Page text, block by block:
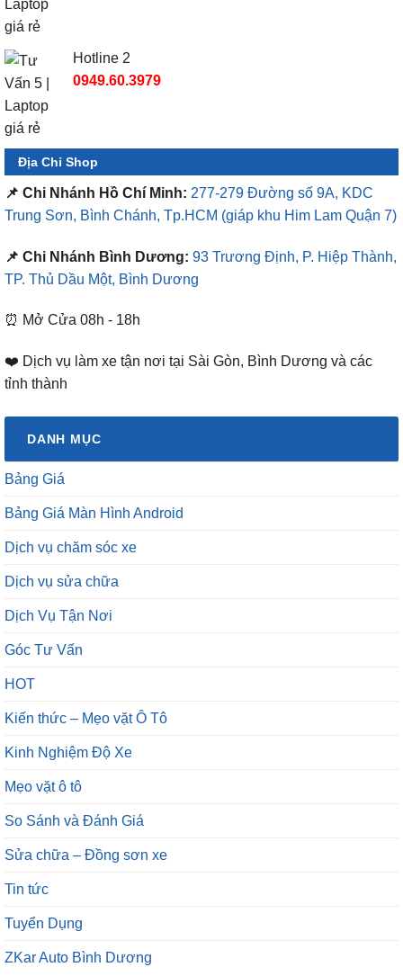
Hotline 2
0949.60.3979
Địa Chỉ Shop
📌 Chi Nhánh Hồ Chí Minh: 277-279 Đường số 9A, KDC
Trung Sơn, Bình Chánh, Tp.HCM (giáp khu Him Lam Quận 7)
📌 Chi Nhánh Bình Dương: 93 Trương Định, P. Hiệp Thành,
TP. Thủ Dầu Một, Bình Dương
⏰ Mở Cửa 08h - 18h
❤️ Dịch vụ làm xe tận nơi tại Sài Gòn, Bình Dương và các
tỉnh thành
DANH MỤC
Bảng Giá
Bảng Giá Màn Hình Android
Dịch vụ chăm sóc xe
Dịch vụ sửa chữa
Dịch Vụ Tận Nơi
Góc Tư Vấn
HOT
Kiến thức – Mẹo vặt Ô Tô
Kinh Nghiệm Độ Xe
Mẹo vặt ô tô
So Sánh và Đánh Giá
Sửa chữa – Đồng sơn xe
Tin tức
Tuyển Dụng
ZKar Auto Bình Dương